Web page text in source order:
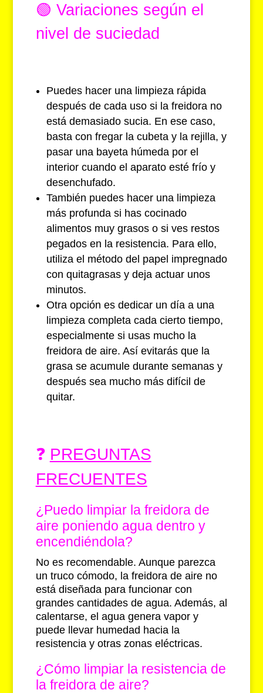
🟢 Variaciones según el
nivel de suciedad
Puedes hacer una limpieza rápida
después de cada uso si la freidora no
está demasiado sucia. En ese caso,
basta con fregar la cubeta y la rejilla, y
pasar una bayeta húmeda por el
interior cuando el aparato esté frío y
desenchufado.
También puedes hacer una limpieza
más profunda si has cocinado
alimentos muy grasos o si ves restos
pegados en la resistencia. Para ello,
utiliza el método del papel impregnado
con quitagrasas y deja actuar unos
minutos.
Otra opción es dedicar un día a una
limpieza completa cada cierto tiempo,
especialmente si usas mucho la
freidora de aire. Así evitarás que la
grasa se acumule durante semanas y
después sea mucho más difícil de
quitar.
❓ PREGUNTAS
FRECUENTES
¿Puedo limpiar la freidora de
aire poniendo agua dentro y
encendiéndola?
No es recomendable. Aunque parezca
un truco cómodo, la freidora de aire no
está diseñada para funcionar con
grandes cantidades de agua. Además, al
calentarse, el agua genera vapor y
puede llevar humedad hacia la
resistencia y otras zonas eléctricas.
¿Cómo limpiar la resistencia de
la freidora de aire?